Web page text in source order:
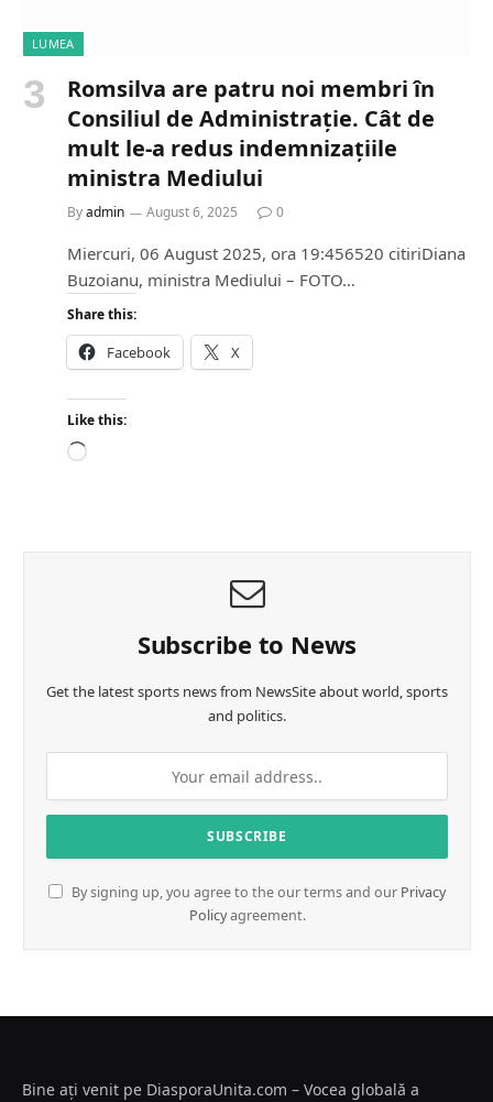
LUMEA
Romsilva are patru noi membri în
Consiliul de Administrație. Cât de
mult le-a redus indemnizațiile
ministra Mediului
Byadmin August 6, 2025 0
Miercuri, 06 August 2025, ora 19:456520 citiriDiana
Buzoianu, ministra Mediului – FOTO…
Share this:
Facebook X
Like this:
L
Subscribe to News
Get the latest sports news from NewsSite about world, sports
and politics.
By signing up, you agree to the our terms and our Privacy
Policyagreement.
Bine ați venit pe DiasporaUnita.com – Vocea globală a